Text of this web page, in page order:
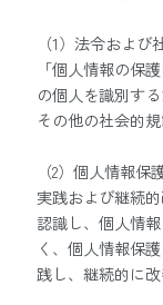
（1）法令およ
「個人情報の保
の個人を識別す
その他の社会的
（2）個人情報
実践および継続
認識し、個人情
く、個人情報保
践し、継続的に改